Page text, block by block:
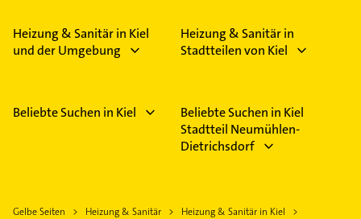
Heizung & Sanitär in Kiel
und der Umgebung
Heizung & Sanitär in
Stadtteilen von Kiel
Beliebte Suchen in Kiel
Beliebte Suchen in Kiel
Stadtteil Neumühlen-
Dietrichsdorf
Gelbe Seiten Heizung & Sanitär
Heizung & Sanitär in Kiel